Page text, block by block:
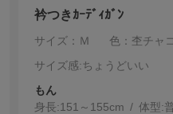
衿つきｶｰﾃﾞｨｶﾞﾝ
サイズ：Ｍ
色：杢チャ
サイズ感:ちょうどいい
もん
身長:151～155cm 体型: